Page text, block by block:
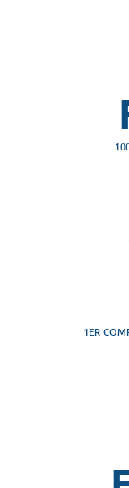
1ER